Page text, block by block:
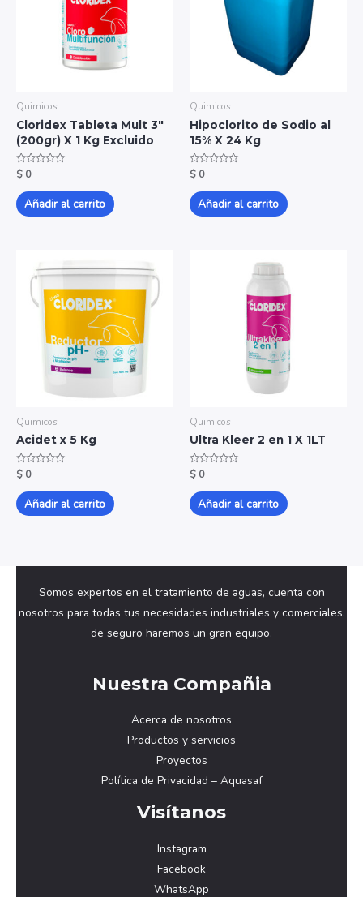
Quimicos
Cloridex Tableta Mult 3″
(200gr) X 1 Kg Excluido
Valorado
con
de
5
$ 0
Añadir al carrito
Quimicos
Hipoclorito de Sodio al
15% X 24 Kg
Valorado
con
de
5
$ 0
Añadir al carrito
Quimicos
Acidet x 5 Kg
Valorado
con
de
5
$ 0
Añadir al carrito
Quimicos
Ultra Kleer 2 en 1 X 1LT
Valorado
con
de
5
$ 0
Añadir al carrito
Somos expertos en el tratamiento de aguas, cuenta con
nosotros para todas tus necesidades industriales y comerciales.
de seguro haremos un gran equipo.
Nuestra Compañia
Acerca de nosotros
Productos y servicios
Proyectos
Política de Privacidad – Aquasaf
Visítanos
Instagram
Facebook
WhatsApp